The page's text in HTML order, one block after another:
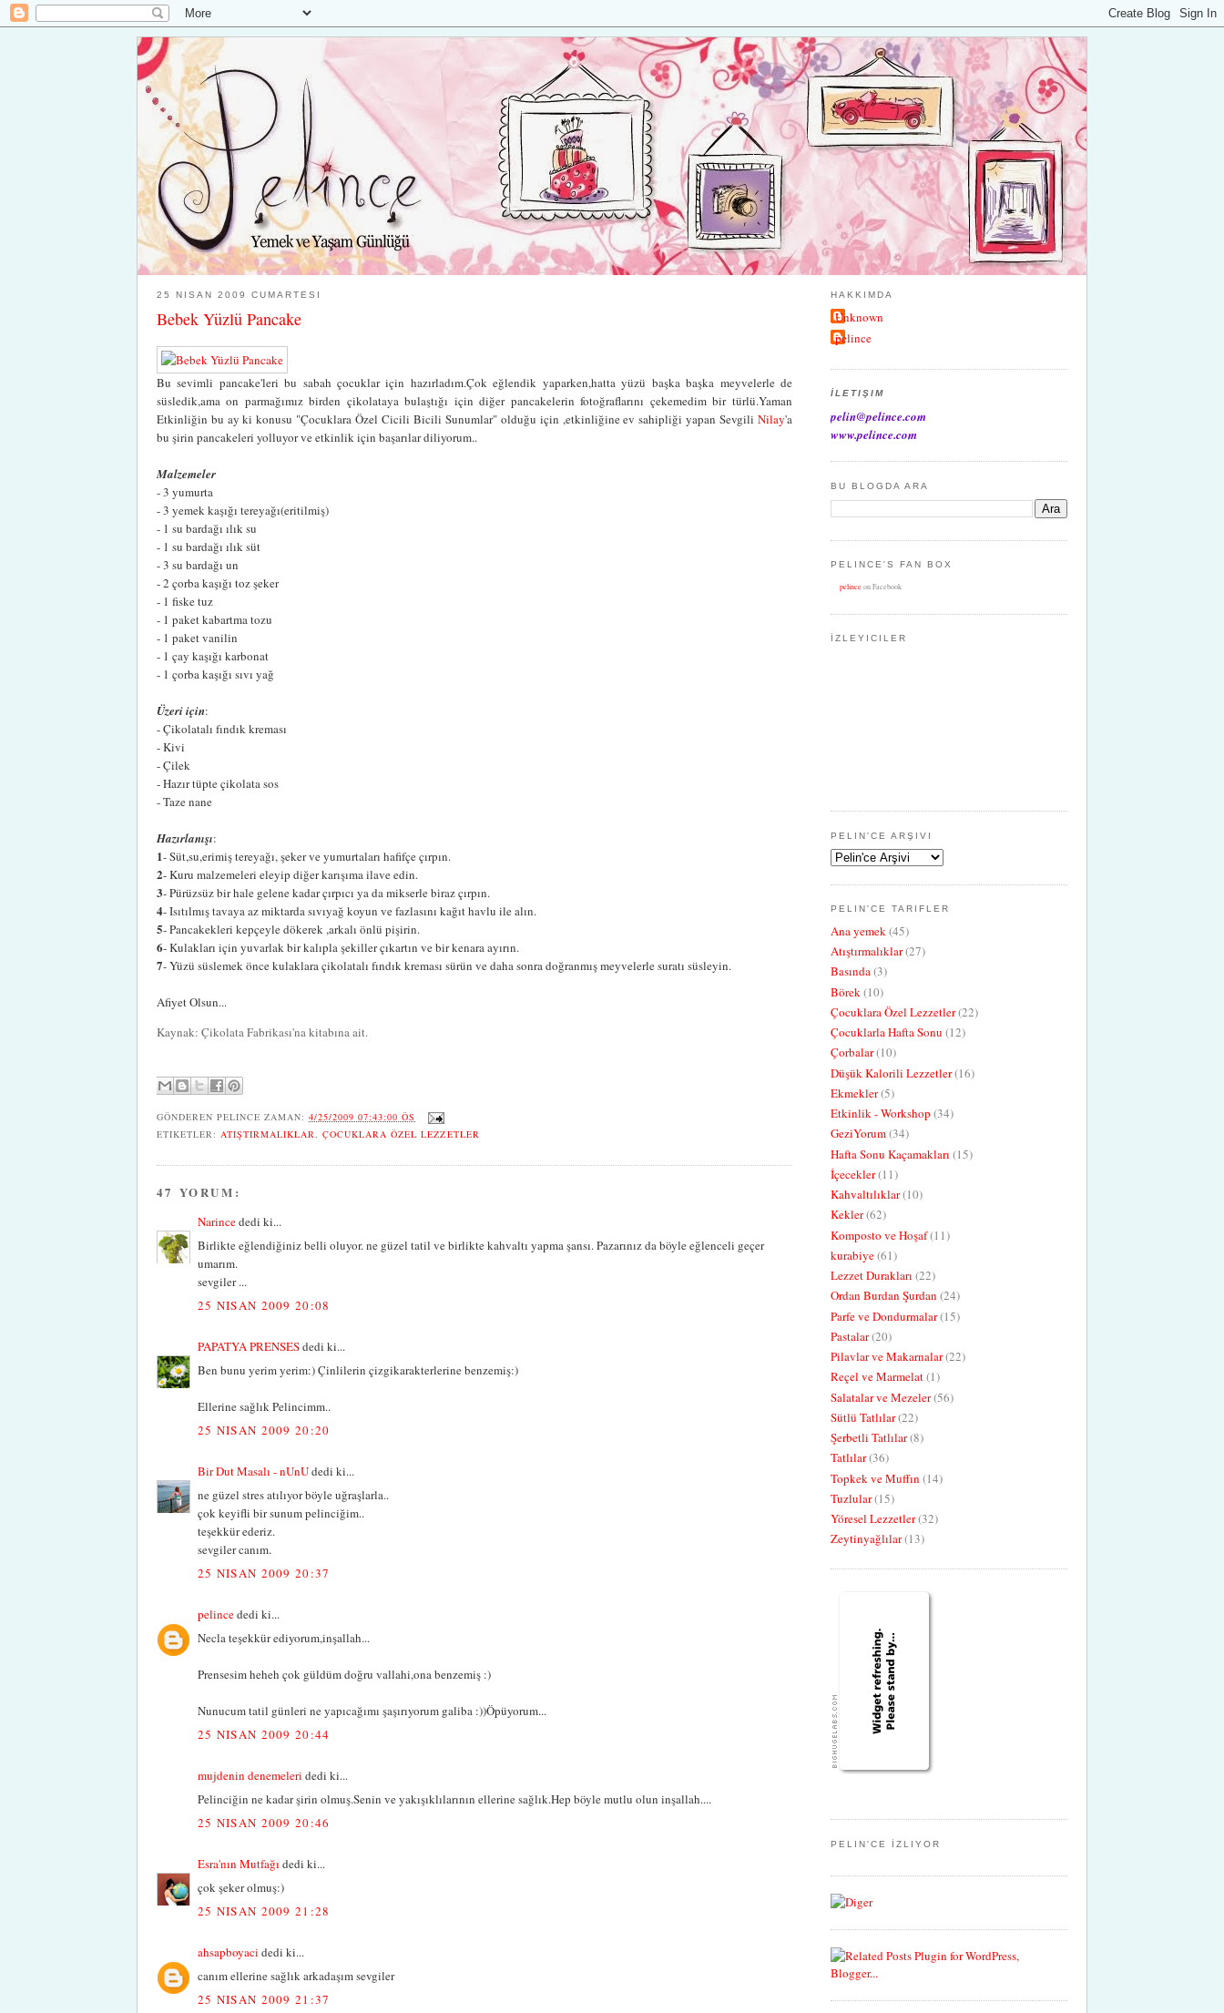
25 NISAN 2009 CUMARTESI
Bebek Yüzlü Pancake
Bu sevimli pancake'leri bu sabah çocuklar için hazırladım.Çok eğlendik yaparken,hatta yüzü başka başka meyvelerle de
süsledik,ama on parmağımız birden çikolataya bulaştığı için diğer pancakelerin fotoğraflarını çekemedim bir türlü.Yaman
Etkinliğin bu ay ki konusu "Çocuklara Özel Cicili Bicili Sunumlar" olduğu için ,etkinliğine ev sahipliği yapan Sevgili Nilay'a
bu şirin pancakeleri yolluyor ve etkinlik için başarılar diliyorum..
Malzemeler
- 3 yumurta
- 3 yemek kaşığı tereyağı(eritilmiş)
- 1 su bardağı ılık su
- 1 su bardağı ılık süt
- 3 su bardağı un
- 2 çorba kaşığı toz şeker
- 1 fiske tuz
- 1 paket kabartma tozu
- 1 paket vanilin
- 1 çay kaşığı karbonat
- 1 çorba kaşığı sıvı yağ
Üzeri için:
- Çikolatalı fındık kreması
- Kivi
- Çilek
- Hazır tüpte çikolata sos
- Taze nane
Hazırlanışı:
1- Süt,su,erimiş tereyağı, şeker ve yumurtaları hafifçe çırpın.
2- Kuru malzemeleri eleyip diğer karışıma ilave edin.
3- Pürüzsüz bir hale gelene kadar çırpıcı ya da mikserle biraz çırpın.
4- Isıtılmış tavaya az miktarda sıvıyağ koyun ve fazlasını kağıt havlu ile alın.
5- Pancakekleri kepçeyle dökerek ,arkalı önlü pişirin.
6- Kulakları için yuvarlak bir kalıpla şekiller çıkartın ve bir kenara ayırın.
7- Yüzü süslemek önce kulaklara çikolatalı fındık kreması sürün ve daha sonra doğranmış meyvelerle suratı süsleyin.
Afiyet Olsun...
Kaynak: Çikolata Fabrikası'na kitabına ait.
GÖNDEREN PELINCE ZAMAN:4/25/2009 07:43:00 ÖS
ETIKETLER: ATIŞTIRMALIKLAR,ÇOCUKLARA ÖZEL LEZZETLER
47 YORUM:
Narincededi ki...
Birlikte eğlendiğiniz belli oluyor. ne güzel tatil ve birlikte kahvaltı yapma şansı. Pazarınız da böyle eğlenceli geçer
umarım.
sevgiler ...
25 NISAN 2009 20:08
PAPATYA PRENSESdedi ki...
Ben bunu yerim yerim:) Çinlilerin çizgikarakterlerine benzemiş:)
Ellerine sağlık Pelincimm..
25 NISAN 2009 20:20
Bir Dut Masalı - nUnUdedi ki...
ne güzel stres atılıyor böyle uğraşlarla..
çok keyifli bir sunum pelinciğim..
teşekkür ederiz.
sevgiler canım.
25 NISAN 2009 20:37
pelincededi ki...
Necla teşekkür ediyorum,inşallah...
Prensesim heheh çok güldüm doğru vallahi,ona benzemiş :)
Nunucum tatil günleri ne yapıcağımı şaşırıyorum galiba :))Öpüyorum...
25 NISAN 2009 20:44
mujdenin denemeleri dedi ki...
Pelinciğin ne kadar şirin olmuş.Senin ve yakışıklılarının ellerine sağlık.Hep böyle mutlu olun inşallah....
25 NISAN 2009 20:46
Esra'nın Mutfağı dedi ki...
çok şeker olmuş:)
25 NISAN 2009 21:28
ahsapboyaci dedi ki...
canım ellerine sağlık arkadaşım sevgiler
25 NISAN 2009 21:37
HAKKIMDA
Unknown
pelince
İLETIŞIM
pelin@pelince.com
www.pelince.com
BU BLOGDA ARA
PELINCE'S FAN BOX
pelince on Facebook
İZLEYICILER
PELIN'CE ARŞIVI
PELIN'CE TARIFLER
Ana yemek(45)
Atıştırmalıklar(27)
Basında(3)
Börek(10)
Çocuklara Özel Lezzetler(22)
Çocuklarla Hafta Sonu (12)
Çorbalar(10)
Düşük Kalorili Lezzetler(16)
Ekmekler(5)
Etkinlik - Workshop (34)
GeziYorum(34)
Hafta Sonu Kaçamakları (15)
İçecekler(11)
Kahvaltılıklar(10)
Kekler(62)
Komposto ve Hoşaf(11)
kurabiye(61)
Lezzet Durakları (22)
Ordan Burdan Şurdan (24)
Parfe ve Dondurmalar(15)
Pastalar(20)
Pilavlar ve Makarnalar(22)
Reçel ve Marmelat(1)
Salatalar ve Mezeler(56)
Sütlü Tatlılar(22)
Şerbetli Tatlılar(8)
Tatlılar(36)
Topkek ve Muffın (14)
Tuzlular(15)
Yöresel Lezzetler(32)
Zeytinyağlılar(13)
PELIN'CE İZLIYOR